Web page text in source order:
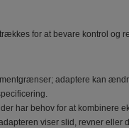
for at bevare kontrol og
adaptere kan
har behov for at kombinere
viser slid, revner eller